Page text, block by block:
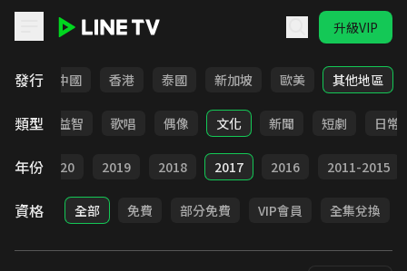
升級VIP
發行
韓國 中國 香港 泰國 新加坡 歐美 其他地區
類型
紀實 益智 歌唱 偶像 文化 新聞 短劇 日常
年份 2020 2019 2018 2017 2016 2011-2015
資格 全部 免費 部分免費 VIP會員 全集兌換